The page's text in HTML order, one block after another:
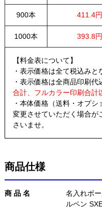
900本 411.4円
1000本 393.8円
【料金表について】
・表示価格は全て税込みと
・表示価格は全商品印刷代
合計、フルカラー印刷合計
・本体価格（送料・オプ
変更させていただく場合が
さいませ。
商品仕様
商 品 名
名入れボ
ルペン